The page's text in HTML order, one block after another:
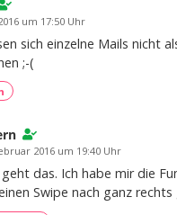
um 17:50 Uhr
sich einzelne Mails nicht
;-(
2016 um 19:40 Uhr
geht das. Ich habe mir die
Swipe nach ganz rechts